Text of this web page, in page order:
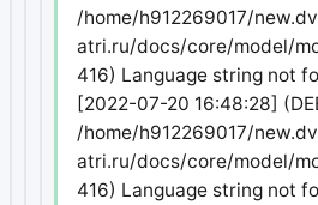
/home/h912269017/
atri.ru/docs/core/model/
416) Language string not
[2022-07-20 16:48:28]
/home/h912269017/
atri.ru/docs/core/model/
416) Language string not